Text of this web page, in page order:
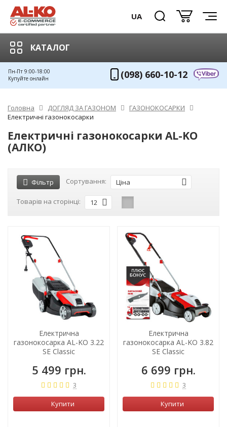
UA
КАТАЛОГ
Пн-Пт 9:00-18:00
Купуйте онлайн
(098) 660-10-12
Головна ДОГЛЯД ЗА ГАЗОНОМ
ГАЗОНОКОСАРКИ
Електричні газонокосарки
Електричні газонокосарки AL-KO
(АЛКО)
Фільтр Сортування: Ціна
Товарів на сторінці: 12
Електрична
газонокосарка AL-KO 3.22
SE Classic
5 499 грн.
3
Купити
Електрична
газонокосарка AL-KO 3.82
SE Classic
6 699 грн.
3
Купити